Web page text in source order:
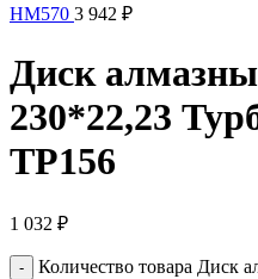
HM570 3 942 ₽
Диск
230*22,23
TP156
1 032 ₽
Количество товара Диск